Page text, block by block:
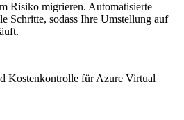
Risiko migrieren. Automatisierte
Schritte, sodass Ihre Umstellung auf
Kostenkontrolle für Azure Virtual